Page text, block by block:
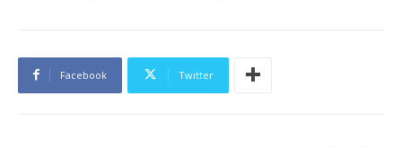
Facebook Twitter